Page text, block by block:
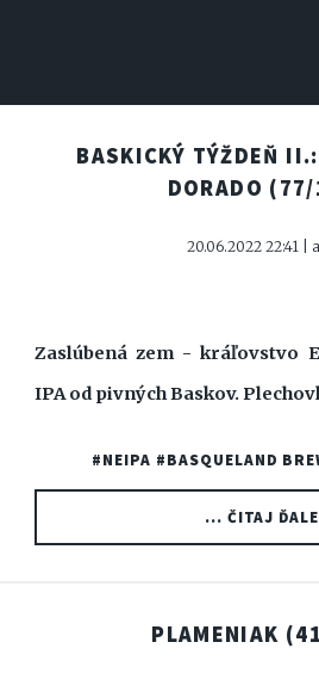
BASKICKÝ TÝŽDEŇ
DORADO (77/
20.06.2022 22:41 |
Zaslúbená zem - kráľovstvo
IPA od pivných Baskov.
#NEIPA #BASQUELAND
... ČITAJ
PLAMENIAK